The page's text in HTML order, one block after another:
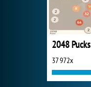
2048 Pucks
37 972x